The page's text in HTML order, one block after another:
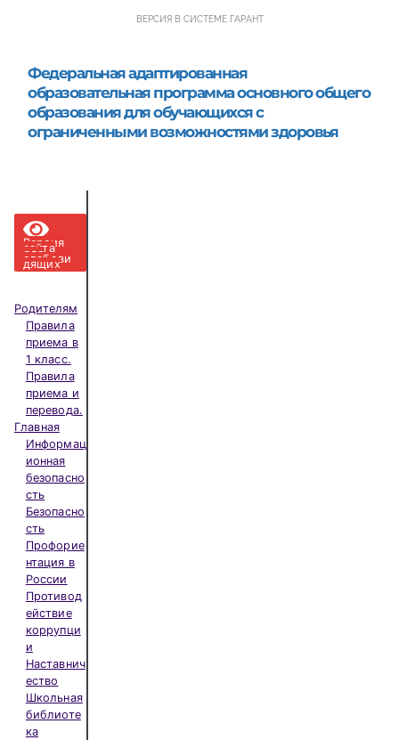
ВЕРСИЯ В СИСТЕМЕ ГАРАНТ
Федеральная адаптированная
образовательная программа основного общего
образования для обучающихся с
ограниченными возможностями здоровья
Версия
сайта
для
слабови
дящих
Родителям
Правила
приема в
1 класс.
Правила
приема и
перевода.
Главная
Информац
ионная
безопасно
сть
Безопасно
сть
Профорие
нтация в
России
Противод
ействие
коррупци
и
Наставнич
ество
Школьная
библиоте
ка